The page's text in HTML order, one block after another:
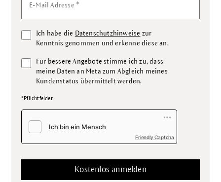
E-Mail Adresse *
Ich habe die Datenschutzhinweise zur
Kenntnis genommen und erkenne diese an.
Für bessere Angebote stimme ich zu, dass
meine Daten an Meta zum Abgleich meines
Kundenstatus übermittelt werden.
*Pflichtfelder
Friendly Captcha